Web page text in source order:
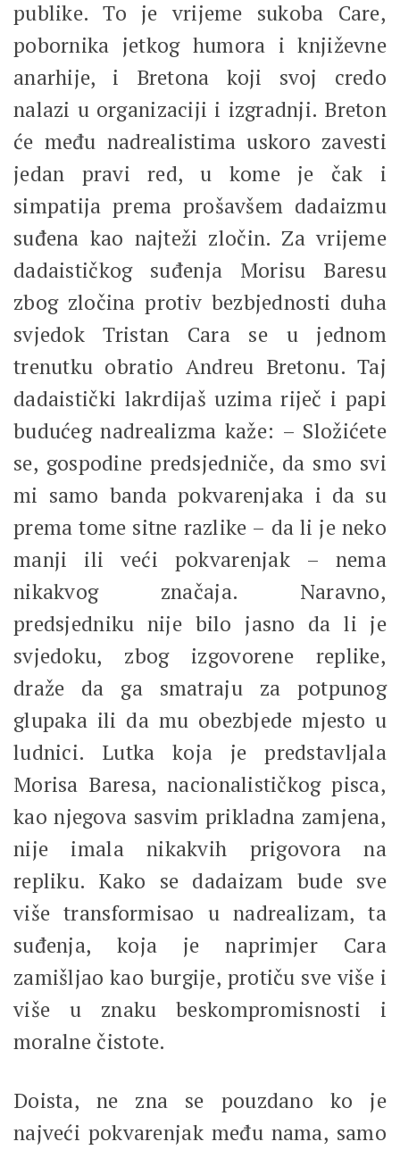
publike. To je vrijeme sukoba Care,
pobornika jetkog humora i književne
anarhije, i Bretona koji svoj credo
nalazi u organizaciji i izgradnji. Breton
će među nadrealistima uskoro zavesti
jedan pravi red, u kome je čak i
simpatija prema prošavšem dadaizmu
suđena kao najteži zločin. Za vrijeme
dadaističkog suđenja Morisu Baresu
zbog zločina protiv bezbjednosti duha
svjedok Tristan Cara se u jednom
trenutku obratio Andreu Bretonu. Taj
dadaistički lakrdijaš uzima riječ i papi
budućeg nadrealizma kaže: – Složićete
se, gospodine predsjedniče, da smo svi
mi samo banda pokvarenjaka i da su
prema tome sitne razlike – da li je neko
manji ili veći pokvarenjak – nema
nikakvog značaja. Naravno,
predsjedniku nije bilo jasno da li je
svjedoku, zbog izgovorene replike,
draže da ga smatraju za potpunog
glupaka ili da mu obezbjede mjesto u
ludnici. Lutka koja je predstavljala
Morisa Baresa, nacionalističkog pisca,
kao njegova sasvim prikladna zamjena,
nije imala nikakvih prigovora na
repliku. Kako se dadaizam bude sve
više transformisao u nadrealizam, ta
suđenja, koja je naprimjer Cara
zamišljao kao burgije, protiču sve više i
više u znaku beskompromisnosti i
moralne čistote.
Doista, ne zna se pouzdano ko je
najveći pokvarenjak među nama, samo